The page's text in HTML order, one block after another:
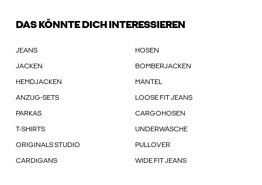
DAS KÖNNTE DICH INTERESSIEREN
JEANS HOSEN
JACKEN BOMBERJACKEN
HEMDJACKEN MÄNTEL
ANZUG-SETS LOOSE FIT JEANS
PARKAS CARGOHOSEN
T-SHIRTS UNDERWÄSCHE
ORIGINALS STUDIO PULLOVER
CARDIGANS WIDE FIT JEANS